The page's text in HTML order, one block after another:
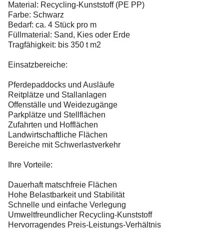
Material: Recycling-Kunststoff (PE PP)
Farbe: Schwarz
Bedarf: ca. 4 Stück pro m
Füllmaterial: Sand, Kies oder Erde
Tragfähigkeit: bis 350 t m2
Einsatzbereiche:
Pferdepaddocks und Ausläufe
Reitplätze und Stallanlagen
Offenställe und Weidezugänge
Parkplätze und Stellflächen
Zufahrten und Hofflächen
Landwirtschaftliche Flächen
Bereiche mit Schwerlastverkehr
Ihre Vorteile:
Dauerhaft matschfreie Flächen
Hohe Belastbarkeit und Stabilität
Schnelle und einfache Verlegung
Umweltfreundlicher Recycling-Kunststoff
Hervorragendes Preis-Leistungs-Verhältnis